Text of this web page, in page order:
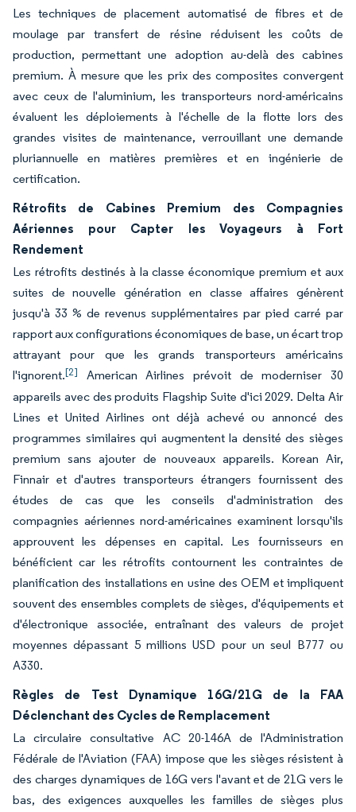
Les techniques de placement automatisé de fibres et de
moulage par transfert de résine réduisent les coûts de
production, permettant une adoption au-delà des cabines
premium. À mesure que les prix des composites convergent
avec ceux de l'aluminium, les transporteurs nord-américains
évaluent les déploiements à l'échelle de la flotte lors des
grandes visites de maintenance, verrouillant une demande
pluriannuelle en matières premières et en ingénierie de
certification.
Rétrofits de Cabines Premium des Compagnies
Aériennes pour Capter les Voyageurs à Fort
Rendement
Les rétrofits destinés à la classe économique premium et aux
suites de nouvelle génération en classe affaires génèrent
jusqu'à 33 % de revenus supplémentaires par pied carré par
rapport aux configurations économiques de base, un écart trop
attrayant pour que les grands transporteurs américains
l'ignorent.[2]
American Airlines prévoit de moderniser 30
appareils avec des produits Flagship Suite d'ici 2029. Delta Air
Lines et United Airlines ont déjà achevé ou annoncé des
programmes similaires qui augmentent la densité des sièges
premium sans ajouter de nouveaux appareils. Korean Air,
Finnair et d'autres transporteurs étrangers fournissent des
études de cas que les conseils d'administration des
compagnies aériennes nord-américaines examinent lorsqu'ils
approuvent les dépenses en capital. Les fournisseurs en
bénéficient car les rétrofits contournent les contraintes de
planification des installations en usine des OEM et impliquent
souvent des ensembles complets de sièges, d'équipements et
d'électronique associée, entraînant des valeurs de projet
moyennes dépassant 5 millions USD pour un seul B777 ou
A330.
Règles de Test Dynamique 16G/21G de la FAA
Déclenchant des Cycles de Remplacement
La circulaire consultative AC 20-146A de l'Administration
Fédérale de l'Aviation (FAA) impose que les sièges résistent à
des charges dynamiques de 16G vers l'avant et de 21G vers le
bas, des exigences auxquelles les familles de sièges plus